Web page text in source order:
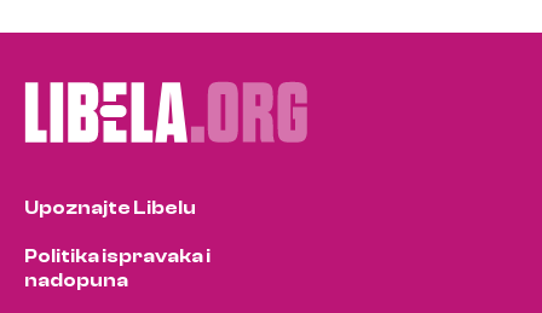
Upoznajte Libelu
Politika ispravaka i
nadopuna